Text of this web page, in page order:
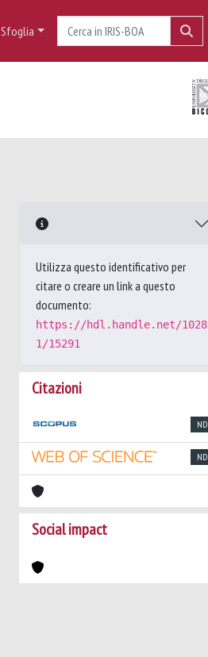
Sfoglia
Utilizza questo identificativo per
citare o creare un link a questo
documento:
https://hdl.handle.net/1028
1/15291
Citazioni
ND
ND
Social impact